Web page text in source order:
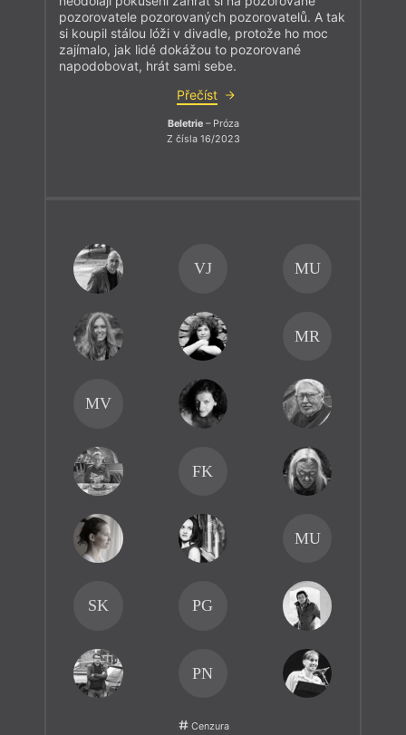
pozorovatele pozorovaných pozorovatelů. A tak
si koupil stálou lóži v divadle, protože ho moc
zajímalo, jak lidé dokážou to pozorované
napodobovat, hrát sami sebe.
Přečíst
Beletrie– Próza
Z čísla 16/2023
VJ MU
MR
MV
FK
MU
SK PG
PN
Cenzura